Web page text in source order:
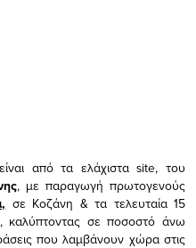
είναι από τα ελάχισταsite, του
, με παραγωγή πρωτογενούς
σε Κοζάνη & τα τελευταία 15
καλύπτοντας σε ποσοστό άνω
που λαμβάνουν χώρα στις